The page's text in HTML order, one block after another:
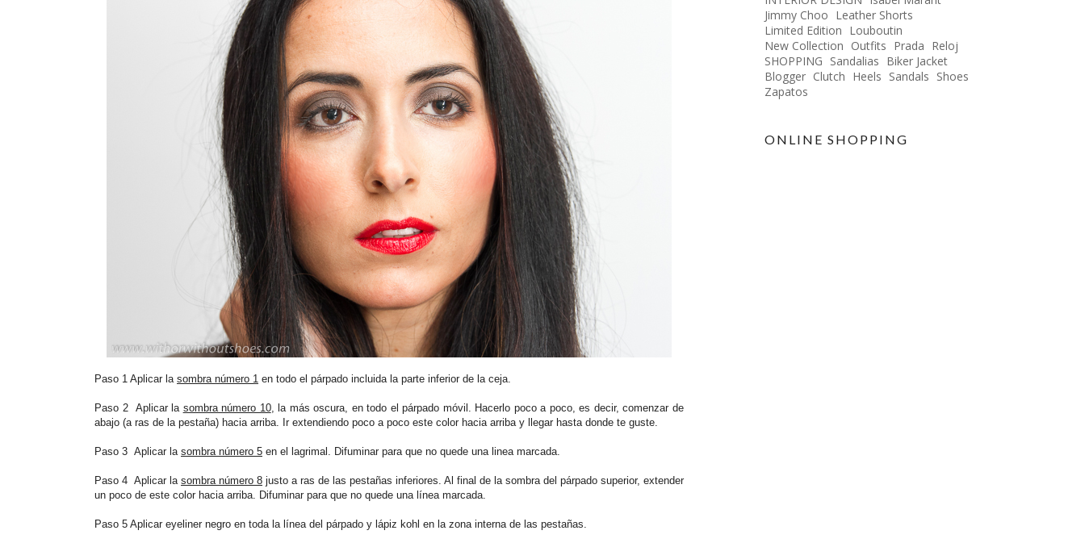
Paso 1 Aplicar la sombra número 1 en todo el párpado incluida la parte inferior de la ceja.
Paso 2 Aplicar la sombra número 10, la más oscura, en todo el párpado móvil. Hacerlo poco a poco, es decir, comenzar de
abajo (a ras de la pestaña) hacia arriba. Ir extendiendo poco a poco este color hacia arriba y llegar hasta donde te guste.
Paso 3 Aplicar la sombra número 5 en el lagrimal. Difuminar para que no quede una linea marcada.
Paso 4 Aplicar la sombra número 8 justo a ras de las pestañas inferiores. Al final de la sombra del párpado superior, extender
un poco de este color hacia arriba. Difuminar para que no quede una línea marcada.
Paso 5 Aplicar eyeliner negro en toda la línea del párpado y lápiz kohl en la zona interna de las pestañas.
Jimmy Choo Leather Shorts
Limited Edition Louboutin
New Collection Outfits Prada Reloj
SHOPPING Sandalias Biker Jacket
Blogger Clutch Heels Sandals Shoes
Zapatos
ONLINE SHOPPING